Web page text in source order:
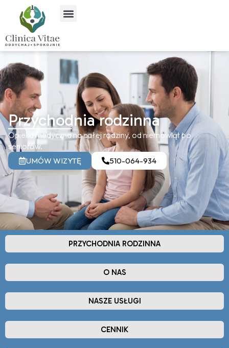
Przychodnia rodzinna
Opieka medyczna na całej rodziny, od niemowląt po
seniorów.
UMÓW WIZYTĘ 510-064-934
PRZYCHODNIA RODZINNA
O NAS
NASZE USŁUGI
CENNIK